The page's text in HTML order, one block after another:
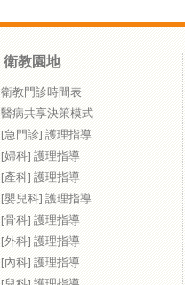
衛教園地
衛教門診時間表
醫病共享決策模式
[急門診] 護理指導
[婦科] 護理指導
[產科] 護理指導
[嬰兒科] 護理指導
[骨科] 護理指導
[外科] 護理指導
[內科] 護理指導